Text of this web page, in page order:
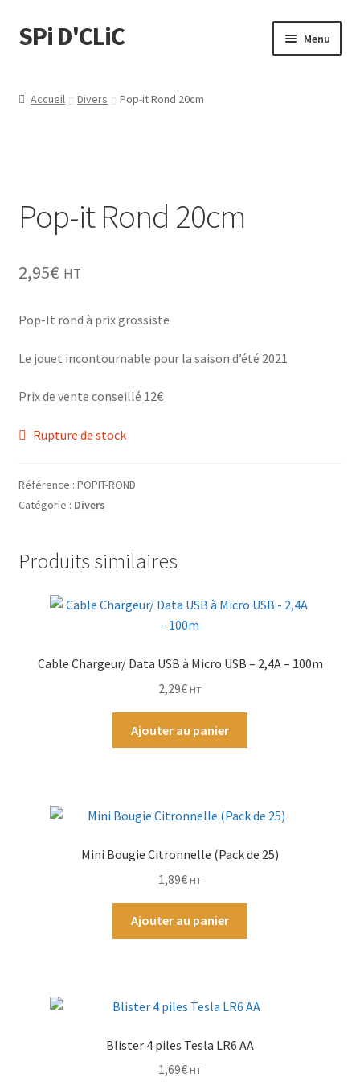
SPi D'CLiC Menu
Tubeuses/Rouleuses
CBD, Poppers & Récréatifs
Entretien / Nettoyage
Mon compte
Accueil Divers Pop-it Rond 20cm
Pop-it Rond 20cm
2,95€ HT
Pop-It rond à prix grossiste
Le jouet incontournable pour la saison d’été 2021
Prix de vente conseillé 12€
Rupture de stock
Référence : POPIT-ROND
Catégorie : Divers
Produits similaires
Cable Chargeur/ Data USB à Micro USB – 2,4A – 100m
2,29€ HT
Ajouter au panier
Mini Bougie Citronnelle (Pack de 25)
1,89€ HT
Ajouter au panier
Blister 4 piles Tesla LR6 AA
1,69€ HT